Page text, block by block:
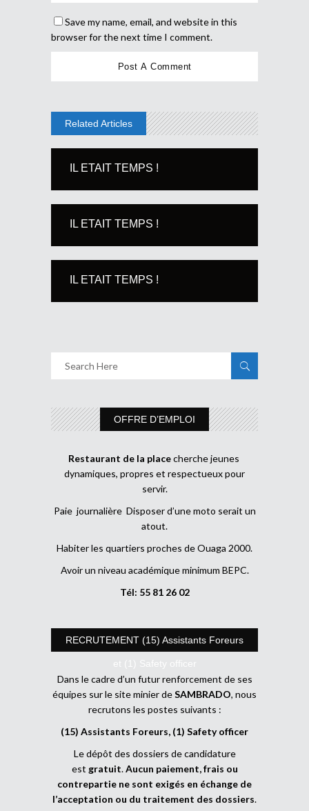
Save my name, email, and website in this
browser for the next time I comment.
Related Articles
IL ETAIT TEMPS !
IL ETAIT TEMPS !
IL ETAIT TEMPS !
OFFRE D’EMPLOI
Restaurant de la placecherche jeunes
dynamiques, propres et respectueux pour
servir.
Paie journalière Disposer d’une moto serait un
atout.
Habiter les quartiers proches de Ouaga 2000.
Avoir un niveau académique minimum BEPC.
Tél: 55 81 26 02
RECRUTEMENT (15) Assistants Foreurs
et (1) Safety officer
Dans le cadre d’un futur renforcement de ses
équipes sur le site minier deSAMBRADO, nous
recrutons les postes suivants :
(15) Assistants Foreurs, (1) Safety officer
Le dépôt des dossiers de candidature
est gratuit.Aucun paiement, frais ou
contrepartie ne sont exigés en échange de
l’acceptation ou du traitement des dossiers.